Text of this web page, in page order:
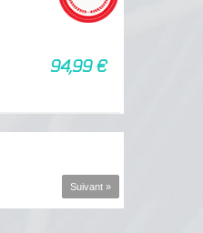
94,99 €
Suivant »